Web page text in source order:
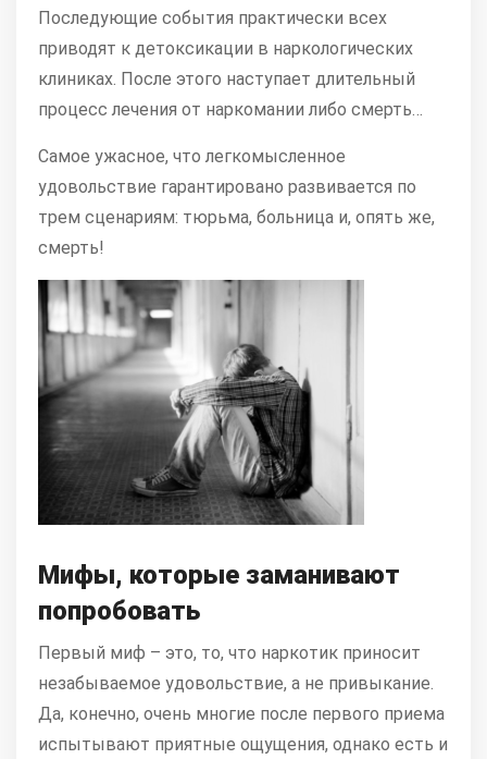
Последующие события практически всех
приводят к детоксикации в наркологических
клиниках. После этого наступает длительный
процесс лечения от наркомании либо смерть…
Самое ужасное, что легкомысленное
удовольствие гарантировано развивается по
трем сценариям: тюрьма, больница и, опять же,
смерть!
Мифы, которые заманивают
попробовать
Первый миф – это, то, что наркотик приносит
незабываемое удовольствие, а не привыкание.
Да, конечно, очень многие после первого приема
испытывают приятные ощущения, однако есть и